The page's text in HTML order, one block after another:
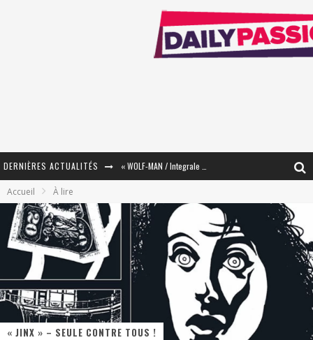
DERNIÈRES ACTUALITÉS
Star Fox
PsyRiver 2026 : la magie revient sur les rives de l’Aar
« MOFUSAND / Parler Japonais » – Des Expressions Pratiques !
Accueil À lire
« JINX » – SEULE CONTRE TOUS !